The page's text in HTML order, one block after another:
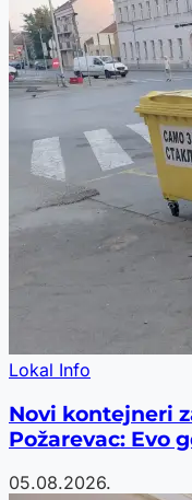
Lokal Info
Novi kontejneri
Požarevac: Evo
05.08.2026.